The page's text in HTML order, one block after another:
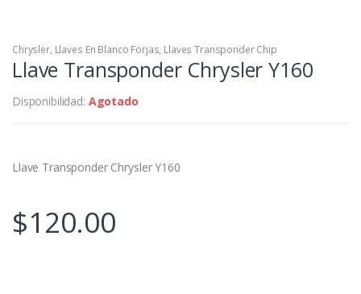
Chrysler, Llaves En Blanco Forjas, Llaves Transponder Chip
Llave Transponder Chrysler Y160
Disponibilidad: Agotado
Llave Transponder Chrysler Y160
$120.00